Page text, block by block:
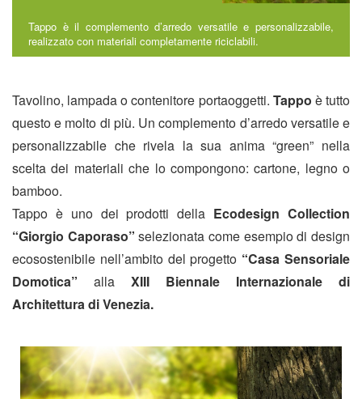
Tappo è il complemento d’arredo versatile e personalizzabile,
realizzato con materiali completamente riciclabili.
Tavolino, lampada o contenitore portaoggetti. Tappo è tutto
questo e molto di più. Un complemento d’arredo versatile e
personalizzabile che rivela la sua anima “green” nella
scelta dei materiali che lo compongono: cartone, legno o
bamboo.
Tappo è uno dei prodotti della Ecodesign Collection
“Giorgio Caporaso”selezionata come esempio di design
ecosostenibile nell’ambito del progetto “Casa Sensoriale
Domotica” alla XIII Biennale Internazionale di
Architettura di Venezia.